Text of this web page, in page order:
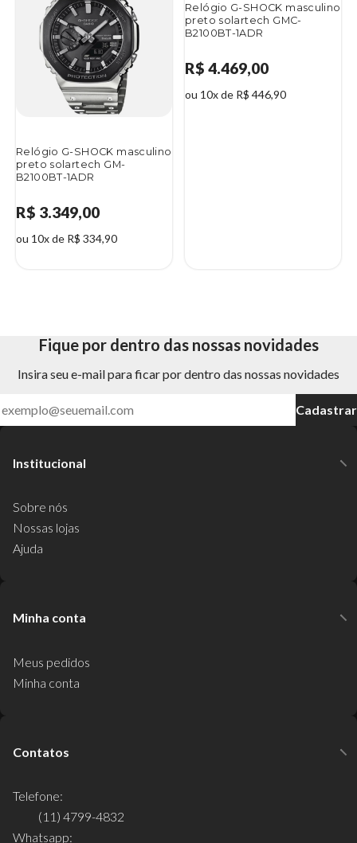
Relógio G-SHOCK masculino
preto solartech GM-
B2100BT-1ADR
R$ 3.349,00
ou 10x de R$ 334,90
Relógio G-SHOCK masculino
preto solartech GMC-
B2100BT-1ADR
R$ 4.469,00
ou 10x de R$ 446,90
Fique por dentro das nossas novidades
Insira seu e-mail para ficar por dentro das nossas novidades
Cadastrar
Institucional
Sobre nós
Nossas lojas
Ajuda
Minha conta
Meus pedidos
Minha conta
Contatos
Telefone:
(11) 4799-4832
Whatsapp: